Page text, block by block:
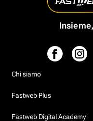
Chi siamo
Fastweb Plus
Fastweb Digital Academy